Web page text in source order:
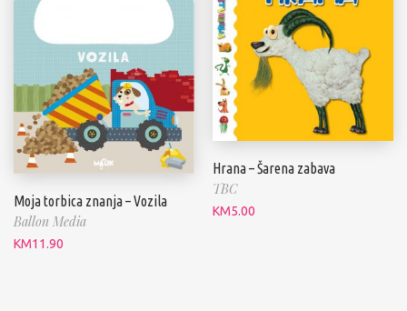
Moja torbica znanja – Vozila
Ballon Media
KM11.90
Hrana – Šarena zabava
TBC
KM5.00